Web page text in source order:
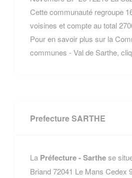
Cette communauté regroupe
voisines et compte au total
Pour en savoir plus sur la
communes - Val de Sarthe,
Prefecture SARTHE
La Préfecture - Sarthese
Briand 72041 Le Mans Cedex